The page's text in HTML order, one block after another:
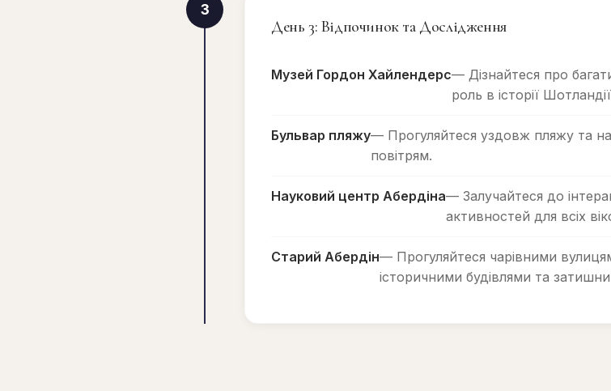
3
День 3: Відпочинок та Дослідження
Музей Гордон Хайлендерс— Дізнайтеся про
роль в історії
Бульвар пляжу— Прогуляйтеся уздовж пляжу та
повітрям.
Науковий центр Абердіна— Залучайтеся до
активностей для всіх
Старий Абердін— Прогуляйтеся чарівними
історичними будівлями та